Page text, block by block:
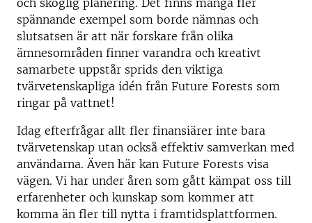
och skoglig planering. Det finns många fler
spännande exempel som borde nämnas och
slutsatsen är att när forskare från olika
ämnesområden finner varandra och kreativt
samarbete uppstår sprids den viktiga
tvärvetenskapliga idén från Future Forests som
ringar på vattnet!
Idag efterfrågar allt fler finansiärer inte bara
tvärvetenskap utan också effektiv samverkan med
användarna. Även här kan Future Forests visa
vägen. Vi har under åren som gått kämpat oss till
erfarenheter och kunskap som kommer att
komma än fler till nytta i framtidsplattformen.